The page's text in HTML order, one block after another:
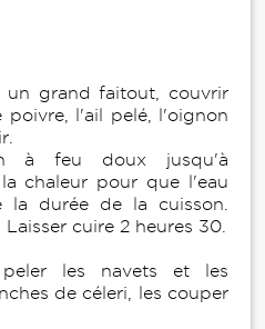
un grand faitout, couvrir
poivre, l'ail pelé, l'oignon
à feu doux jusqu'à
chaleur pour que l'eau
la durée de la cuisson.
cuire 2 heures 30.
les navets et les
de céleri, les couper